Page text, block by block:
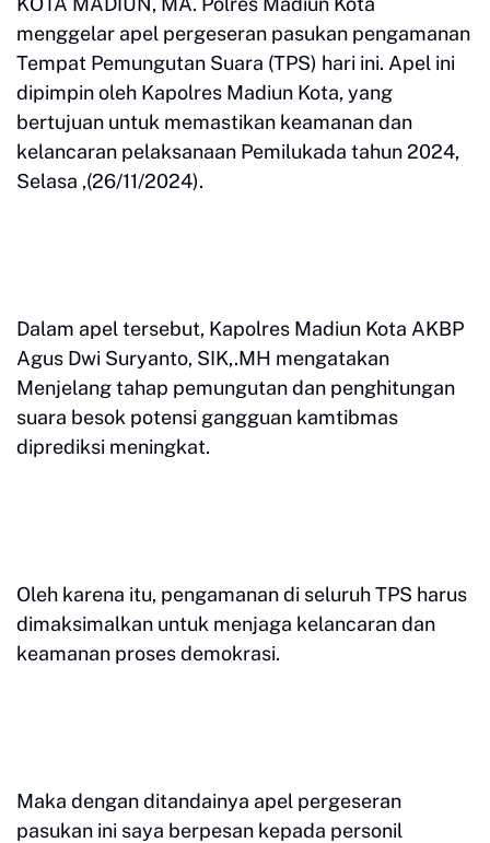
menggelar apel pergeseran pasukan pengamanan
Tempat Pemungutan Suara (TPS) hari ini. Apel ini
dipimpin oleh Kapolres Madiun Kota, yang
bertujuan untuk memastikan keamanan dan
kelancaran pelaksanaan Pemilukada tahun 2024,
Selasa ,(26/11/2024).
Dalam apel tersebut, Kapolres Madiun Kota AKBP
Agus Dwi Suryanto, SIK,.MH mengatakan
Menjelang tahap pemungutan dan penghitungan
suara besok potensi gangguan kamtibmas
diprediksi meningkat.
Oleh karena itu, pengamanan di seluruh TPS harus
dimaksimalkan untuk menjaga kelancaran dan
keamanan proses demokrasi.
Maka dengan ditandainya apel pergeseran
pasukan ini saya berpesan kepada personil